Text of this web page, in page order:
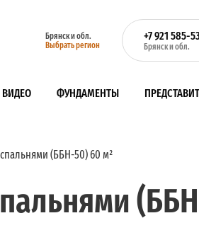
Брянск и обл.
Выбрать регион
+7 921 585-
Брянск и обл.
ВИДЕО ФУНДАМЕНТЫ
(ББН-50) 60 м²